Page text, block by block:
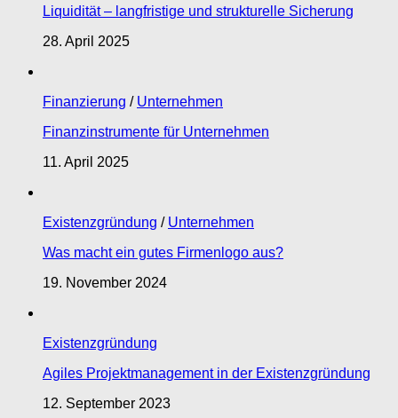
Liquidität – langfristige und strukturelle Sicherung
28. April 2025
Finanzierung / Unternehmen
Finanzinstrumente für Unternehmen
11. April 2025
Existenzgründung / Unternehmen
Was macht ein gutes Firmenlogo aus?
19. November 2024
Existenzgründung
Agiles Projektmanagement in der Existenzgründung
12. September 2023